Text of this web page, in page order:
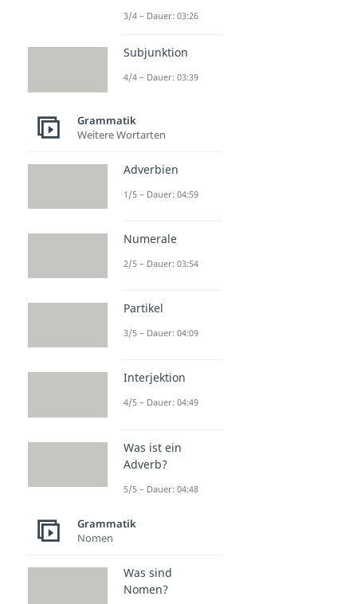
3/4 – Dauer: 03:26
Subjunktion
4/4 – Dauer: 03:39
Grammatik
Weitere Wortarten
Adverbien
1/5 – Dauer: 04:59
Numerale
2/5 – Dauer: 03:54
Partikel
3/5 – Dauer: 04:09
Interjektion
4/5 – Dauer: 04:49
Was ist ein
Adverb?
5/5 – Dauer: 04:48
Grammatik
Nomen
Was sind
Nomen?